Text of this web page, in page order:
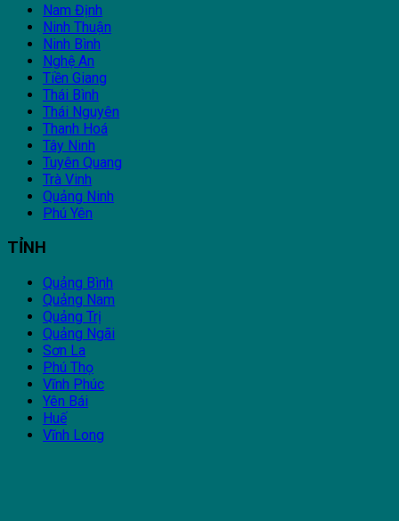
Nam Định
Ninh Thuận
Ninh Bình
Nghệ An
Tiền Giang
Thái Bình
Thái Nguyên
Thanh Hoá
Tây Ninh
Tuyên Quang
Trà Vinh
Quảng Ninh
Phú Yên
TỈNH
Quảng Bình
Quảng Nam
Quảng Trị
Quảng Ngãi
Sơn La
Phú Thọ
Vĩnh Phúc
Yên Bái
Huế
Vĩnh Long